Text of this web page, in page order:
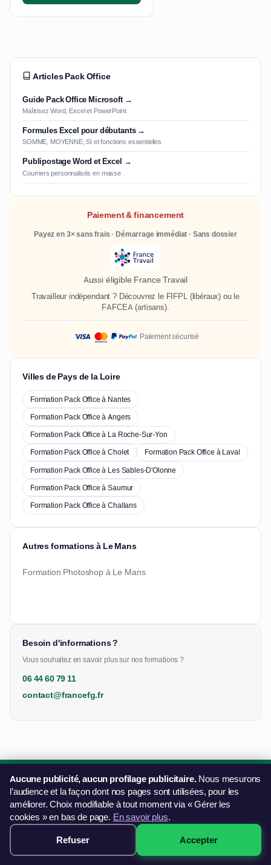
Articles Pack Office
Guide Pack Office Microsoft →
Maîtrisez Word, Excel et PowerPoint
Formules Excel pour débutants →
SOMME, MOYENNE, SI et fonctions essentielles
Publipostage Word et Excel →
Courriers personnalisés en masse
Paiement & financement
Payez en 3× sans frais · Démarrage immédiat · Sans dossier
Aussi éligible France Travail
Travailleur indépendant ? Découvrez le FIFPL(libéraux) ou le
FAFCEA (artisans).
Paiement sécurisé
Villes de Pays de la Loire
Formation Pack Office à Nantes
Formation Pack Office à Angers
Formation Pack Office à La Roche-Sur-Yon
Formation Pack Office à Cholet
Formation Pack Office à Laval
Formation Pack Office à Les Sables-D'Olonne
Formation Pack Office à Saumur
Formation Pack Office à Challans
Autres formations à Le Mans
Formation Photoshop à Le Mans
Besoin d'informations ?
Vous souhaitez en savoir plus sur nos formations ?
06 44 60 79 11
contact@francefg.fr
499€ · Voir les sessions →
Une question sur nos formations ?
Notre équipe vous répond et vous oriente vers la bonne
solution.
Aucune publicité, aucun profilage publicitaire.Nous mesurons
l’audience et la façon dont nos pages sont utilisées, pour les
améliorer. Choix modifiable à tout moment via « Gérer les
cookies » en bas de page. En savoir plus.
Refuser Accepter